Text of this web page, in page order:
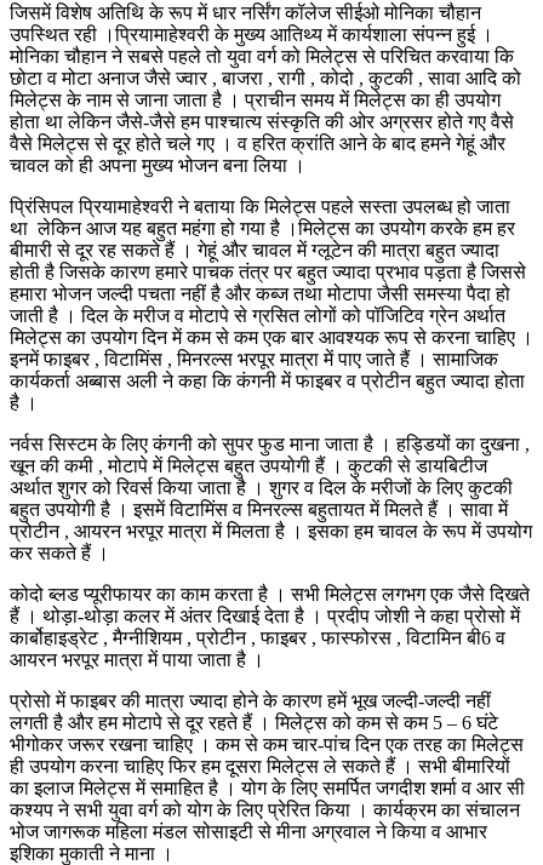
जिसमें विशेष अतिथि के रूप में धार नर्सिंग कॉलेज सीईओ मोनिका चौहान
उपस्थित रही ।प्रियामाहेश्वरी के मुख्य आतिथ्य में कार्यशाला संपन्न हुई ।
मोनिका चौहान ने सबसे पहले तो युवा वर्ग को मिलेट्स से परिचित करवाया कि
छोटा व मोटा अनाज जैसे ज्वार , बाजरा , रागी , कोदो , कुटकी , सावा आदि को
मिलेट्स के नाम से जाना जाता है । प्राचीन समय में मिलेट्स का ही उपयोग
होता था लेकिन जैसे-जैसे हम पाश्चात्य संस्कृति की ओर अग्रसर होते गए वैसे
वैसे मिलेट्स से दूर होते चले गए । व हरित क्रांति आने के बाद हमने गेहूं और
चावल को ही अपना मुख्य भोजन बना लिया ।
प्रिंसिपल प्रियामाहेश्वरी ने बताया कि मिलेट्स पहले सस्ता उपलब्ध हो जाता
था लेकिन आज यह बहुत महंगा हो गया है ।मिलेट्स का उपयोग करके हम हर
बीमारी से दूर रह सकते हैं । गेहूं और चावल में ग्लूटेन की मात्रा बहुत ज्यादा
होती है जिसके कारण हमारे पाचक तंत्र पर बहुत ज्यादा प्रभाव पड़ता है जिससे
हमारा भोजन जल्दी पचता नहीं है और कब्ज तथा मोटापा जैसी समस्या पैदा हो
जाती है । दिल के मरीज व मोटापे से ग्रसित लोगों को पॉजिटिव ग्रेन अर्थात
मिलेट्स का उपयोग दिन में कम से कम एक बार आवश्यक रूप से करना चाहिए ।
इनमें फाइबर , विटामिंस , मिनरल्स भरपूर मात्रा में पाए जाते हैं । सामाजिक
कार्यकर्ता अब्बास अली ने कहा कि कंगनी में फाइबर व प्रोटीन बहुत ज्यादा होता
है ।
नर्वस सिस्टम के लिए कंगनी को सुपर फुड माना जाता है । हड्डियों का दुखना ,
खून की कमी , मोटापे में मिलेट्स बहुत उपयोगी हैं । कुटकी से डायबिटीज
अर्थात शुगर को रिवर्स किया जाता है । शुगर व दिल के मरीजों के लिए कुटकी
बहुत उपयोगी है । इसमें विटामिंस व मिनरल्स बहुतायत में मिलते हैं । सावा में
प्रोटीन , आयरन भरपूर मात्रा में मिलता है । इसका हम चावल के रूप में उपयोग
कर सकते हैं ।
कोदो ब्लड प्यूरीफायर का काम करता है । सभी मिलेट्स लगभग एक जैसे दिखते
हैं । थोड़ा-थोड़ा कलर में अंतर दिखाई देता है । प्रदीप जोशी ने कहा प्रोसो में
कार्बोहाइड्रेट , मैग्नीशियम , प्रोटीन , फाइबर , फास्फोरस , विटामिन बी6 व
आयरन भरपूर मात्रा में पाया जाता है ।
प्रोसो में फाइबर की मात्रा ज्यादा होने के कारण हमें भूख जल्दी-जल्दी नहीं
लगती है और हम मोटापे से दूर रहते हैं । मिलेट्स को कम से कम 5 – 6 घंटे
भीगोकर जरूर रखना चाहिए । कम से कम चार-पांच दिन एक तरह का मिलेट्स
ही उपयोग करना चाहिए फिर हम दूसरा मिलेट्स ले सकते हैं । सभी बीमारियों
का इलाज मिलेट्स में समाहित है । योग के लिए समर्पित जगदीश शर्मा व आर सी
कश्यप ने सभी युवा वर्ग को योग के लिए प्रेरित किया । कार्यक्रम का संचालन
भोज जागरूक महिला मंडल सोसाइटी से मीना अग्रवाल ने किया व आभार
इशिका मुकाती ने माना ।